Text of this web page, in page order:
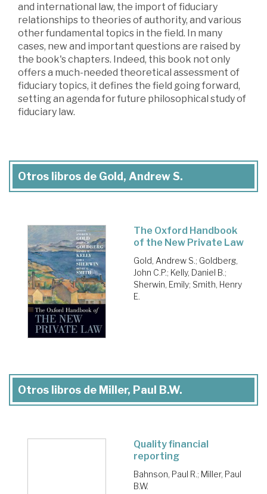
and international law, the import of fiduciary
relationships to theories of authority, and various
other fundamental topics in the field. In many
cases, new and important questions are raised by
the book's chapters. Indeed, this book not only
offers a much-needed theoretical assessment of
fiduciary topics, it defines the field going forward,
setting an agenda for future philosophical study of
fiduciary law.
Otros libros de Gold, Andrew S.
The Oxford Handbook
of the New Private Law
Gold, Andrew S.; Goldberg,
John C.P.; Kelly, Daniel B.;
Sherwin, Emily; Smith, Henry
E.
Otros libros de Miller, Paul B.W.
Quality financial
reporting
Bahnson, Paul R.; Miller, Paul
B.W.